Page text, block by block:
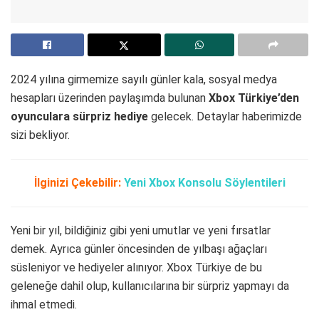
2024 yılına girmemize sayılı günler kala, sosyal medya
hesapları üzerinden paylaşımda bulunan Xbox Türkiye’den
oyunculara sürpriz hediye gelecek. Detaylar haberimizde
sizi bekliyor.
İlginizi Çekebilir: Yeni Xbox Konsolu Söylentileri
Yeni bir yıl, bildiğiniz gibi yeni umutlar ve yeni fırsatlar
demek. Ayrıca günler öncesinden de yılbaşı ağaçları
süsleniyor ve hediyeler alınıyor. Xbox Türkiye de bu
geleneğe dahil olup, kullanıcılarına bir sürpriz yapmayı da
ihmal etmedi.